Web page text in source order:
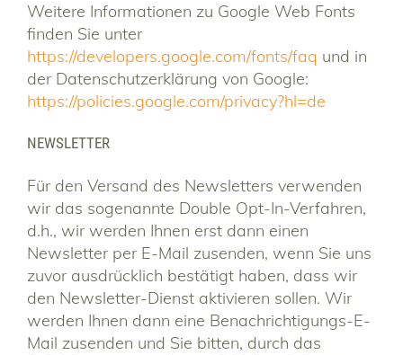
Weitere Informationen zu Google Web Fonts
finden Sie unter
https://developers.google.com/fonts/faq und in
der Datenschutzerklärung von Google:
https://policies.google.com/privacy?hl=de
NEWSLETTER
Für den Versand des Newsletters verwenden
wir das sogenannte Double Opt-In-Verfahren,
d.h., wir werden Ihnen erst dann einen
Newsletter per E-Mail zusenden, wenn Sie uns
zuvor ausdrücklich bestätigt haben, dass wir
den Newsletter-Dienst aktivieren sollen. Wir
werden Ihnen dann eine Benachrichtigungs-E-
Mail zusenden und Sie bitten, durch das